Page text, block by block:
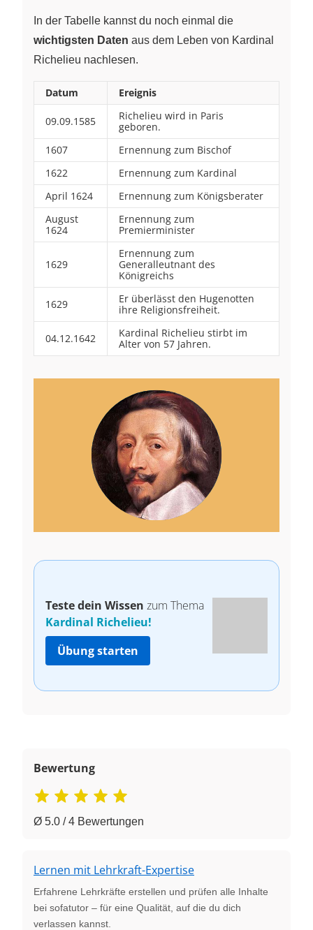
In der Tabelle kannst du noch einmal die
wichtigsten Daten aus dem Leben von Kardinal
Richelieu nachlesen.
Datum Ereignis
09.09.1585
Richelieu wird in Paris
geboren.
1607
Ernennung zum Bischof
1622
Ernennung zum Kardinal
April 1624
Ernennung zum Königsberater
August
1624
Ernennung zum
Premierminister
1629
Ernennung zum
Generalleutnant des
Königreichs
1629
Er überlässt den Hugenotten
ihre Religionsfreiheit.
04.12.1642
Kardinal Richelieu stirbt im
Alter von 57 Jahren.
Teste dein Wissen zum Thema
Kardinal Richelieu!
Übung starten
Bewertung
Ø 5.0 / 4 Bewertungen
Lernen mit Lehrkraft-Expertise
Erfahrene Lehrkräfte erstellen und prüfen alle Inhalte
bei sofatutor – für eine Qualität, auf die du dich
verlassen kannst.